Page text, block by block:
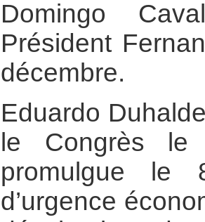
Domingo
Président
décembre.
Eduardo
le Congrès
promulgue
d’urgence